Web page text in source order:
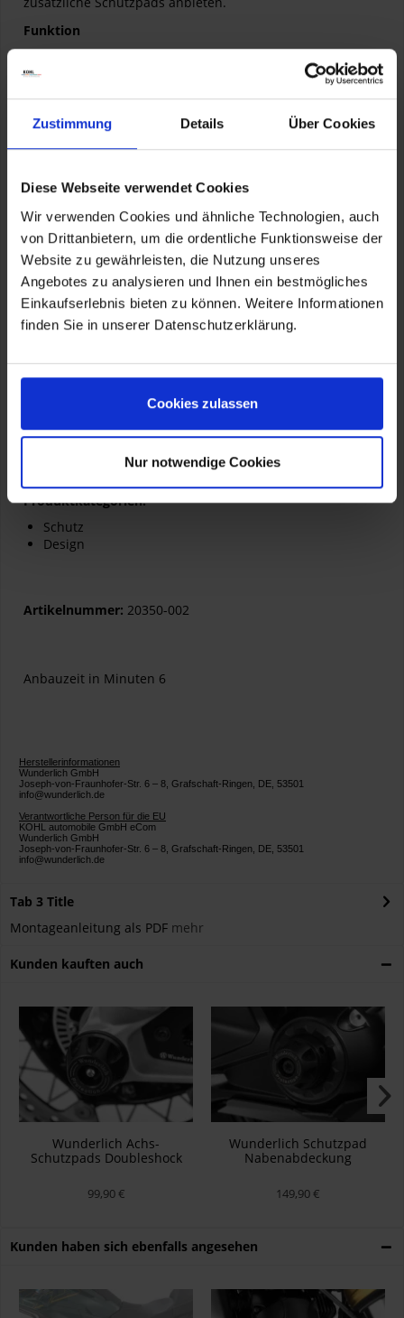
Zustimmung Details Über Cookies
Diese Webseite verwendet Cookies
Wir verwenden Cookies und ähnliche Technologien, auch
von Drittanbietern, um die ordentliche Funktionsweise der
Website zu gewährleisten, die Nutzung unseres
Angebotes zu analysieren und Ihnen ein bestmögliches
Einkaufserlebnis bieten zu können. Weitere Informationen
finden Sie in unserer Datenschutzerklärung.
Cookies zulassen
Nur notwendige Cookies
Funktion
Schleifschäden an Schwinge, Radachse und
Der progressive, zunehmenden Reibwiderstand
Pads, da sich das Fahrzeug in der „Gleitphase“
zusätzlich über die Achs-Schutzpads abstützt
Einfache, sichere und schnelle Montage.
Komplett mit Einbausatz
Technische Daten:
Werkstoff: Hochbelastbarer Spezial-Kunstsoff,
schlag/stoßabsorbierend, durch die
Bauteilgeometrie bestimmter Reibwiderstand
Wunderlich Design. Funktional und integriert.
60 Tage Rückgaberecht
Made in Germany
Produktkategorien:
Schutz
Design
Artikelnummer: 20350-002
Anbauzeit in Minuten 6
Herstellerinformationen
Wunderlich GmbH
Joseph-von-Fraunhofer-Str. 6 – 8, Grafschaft-Ringen, DE, 53501
info@wunderlich.de
Verantwortliche Person für die EU
KOHL automobile GmbH eCom
Wunderlich GmbH
Joseph-von-Fraunhofer-Str. 6 – 8, Grafschaft-Ringen, DE, 53501
info@wunderlich.de
Tab 3 Title
Montageanleitung als PDF mehr
Kunden kauften auch
Wunderlich Achs-
Schutzpads Doubleshock
K08/09
99,90 €
Wunderlich Schutzpad
Nabenabdeckung
149,90 €
Kunden haben sich ebenfalls angesehen